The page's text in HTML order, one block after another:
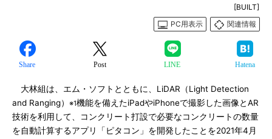
[BUILT]
PC用表示
関連情報
Share Post LINE Hatena
大林組は、エム・ソフトとともに、LiDAR（Light Detection
and Ranging） ※1機能を備えたiPadやiPhoneで撮影した画像とAR
技術を利用して、コンクリート打設で必要なコンクリートの数量
を自動計算するアプリ「ピタコン」を開発したことを2021年4月